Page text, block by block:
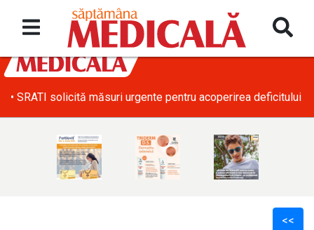
• SRATI solicită măsuri urgente pentru acoperirea deficitului
<<